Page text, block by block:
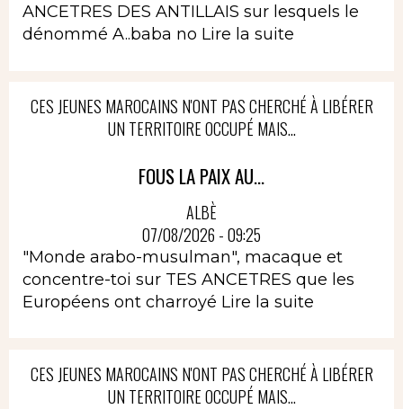
ANCETRES DES ANTILLAIS sur lesquels le
dénommé A..baba no Lire la suite
CES JEUNES MAROCAINS N'ONT PAS CHERCHÉ À LIBÉRER
UN TERRITOIRE OCCUPÉ MAIS...
FOUS LA PAIX AU...
ALBÈ
07/08/2026 - 09:25
"Monde arabo-musulman", macaque et
concentre-toi sur TES ANCETRES que les
Européens ont charroyé Lire la suite
CES JEUNES MAROCAINS N'ONT PAS CHERCHÉ À LIBÉRER
UN TERRITOIRE OCCUPÉ MAIS...